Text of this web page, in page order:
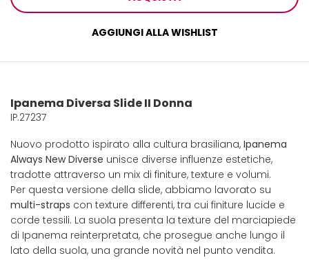
AGGIUNGI ALLA WISHLIST
Ipanema Diversa Slide II Donna
IP.27237
Nuovo prodotto ispirato alla cultura brasiliana, Ipanema
Always New Diverse unisce diverse influenze estetiche,
tradotte attraverso un mix di finiture, texture e volumi.
Per questa versione della slide, abbiamo lavorato su
multi-straps con texture differenti, tra cui finiture lucide e
corde tessili. La suola presenta la texture del marciapiede
di Ipanema reinterpretata, che prosegue anche lungo il
lato della suola, una grande novità nel punto vendita.